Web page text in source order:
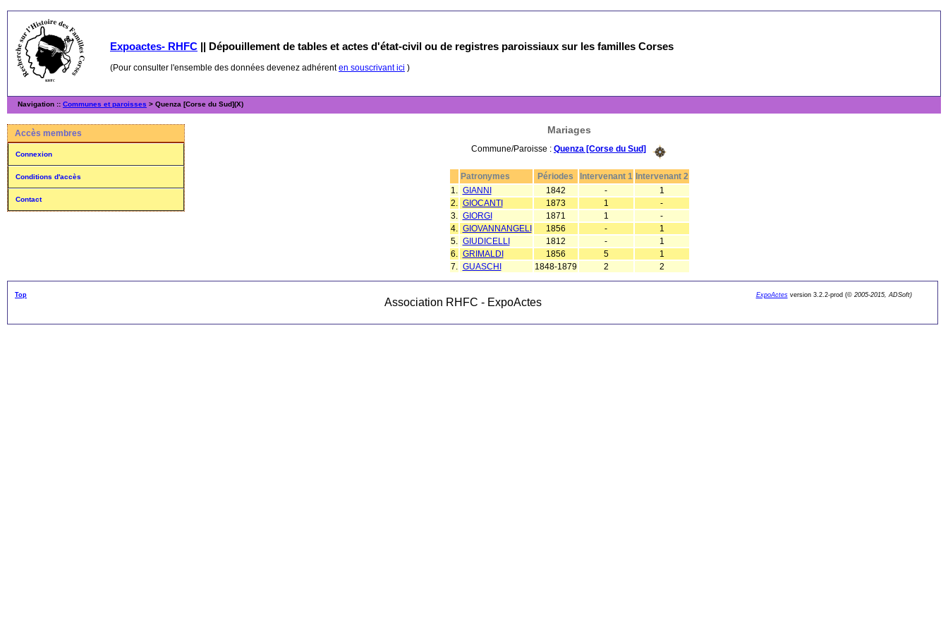
Expoactes- RHFC || Dépouillement de tables et actes d'état-civil ou de registres paroissiaux sur les familles Corses
(Pour consulter l'ensemble des données devenez adhérenten souscrivant ici )
Navigation :: Communes et paroisses > Quenza [Corse du Sud](X)
Accès membres
Connexion
Conditions d'accès
Contact
Mariages
Commune/Paroisse : Quenza [Corse du Sud]
Patronymes Périodes Intervenant 1 Intervenant 2
1.
GIANNI 1842 -
1
2.
GIOCANTI 1873 1
-
3.
GIORGI 1871 1
-
4.
GIOVANNANGELI 1856 -
1
5.
GIUDICELLI 1812 -
1
6.
GRIMALDI 1856 5
1
7.
GUASCHI 1848-1879 2 2
Top
Association RHFC - ExpoActes
ExpoActesversion 3.2.2-prod (©2005-2015, ADSoft)